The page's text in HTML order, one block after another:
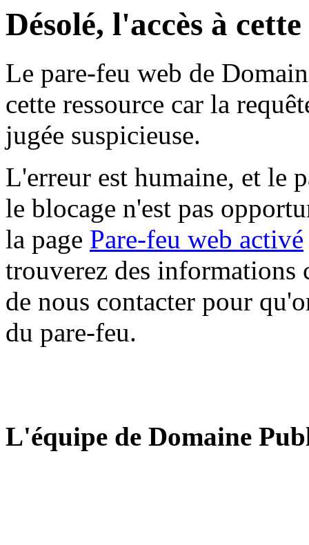
Désolé, l'accès à
Le pare-feu web de
cette ressource car la
jugée suspicieuse.
L'erreur est humaine, et le
le blocage n'est pas
la page Pare-feu web activé
trouverez des informations
de nous contacter pour
du pare-feu.
L'équipe de Domaine